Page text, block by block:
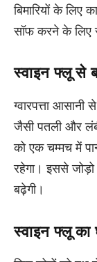
बिमारियों के
सॉफ करने के लिए
स्वाइन फ्लू से
ग्वारपत्ता
जैसी पतली और
को एक चम्मच में
रहेगा। इससे जोड़ो
बढ़ेगी।
स्वाइन फ्लू